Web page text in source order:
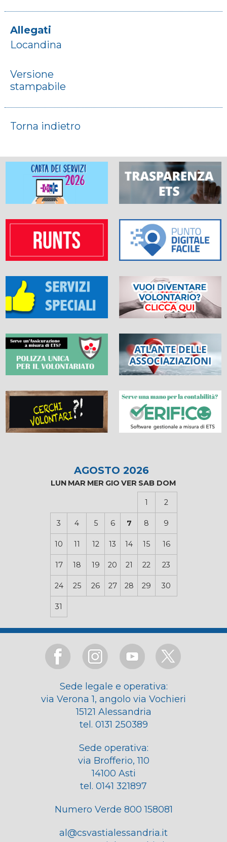
Allegati
Locandina
Versione
stampabile
Torna indietro
AGOSTO 2026
LUN MAR MER GIO VER SAB DOM
1 2
3 4 5 6 7 8 9
10 11 12 13 14 15 16
17 18 19 20 21 22 23
24 25 26 27 28 29 30
31
Sede legale e operativa:
via Verona 1, angolo via Vochieri
15121 Alessandria
tel. 0131 250389
Sede operativa:
via Brofferio, 110
14100 Asti
tel. 0141 321897
Numero Verde 800 158081
al@csvastialessandria.it